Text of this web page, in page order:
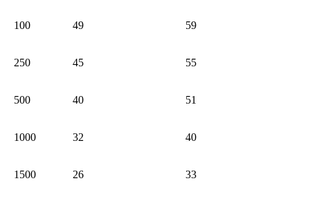
100 49 59
250 45 55
500 40 51
1000 32 40
1500 26 33